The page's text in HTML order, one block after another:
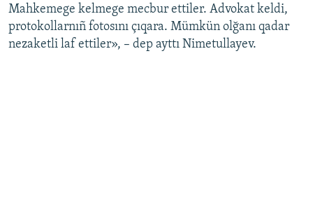
Mahkemege kelmege mecbur ettiler. Advokat keldi,
protokollarnıñ fotosını çıqara. Mümkün olğanı qadar
nezaketli laf ettiler», – dep ayttı Nimetullayev.